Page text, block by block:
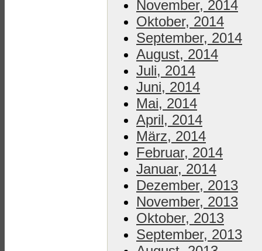
November, 2014
Oktober, 2014
September, 2014
August, 2014
Juli, 2014
Juni, 2014
Mai, 2014
April, 2014
März, 2014
Februar, 2014
Januar, 2014
Dezember, 2013
November, 2013
Oktober, 2013
September, 2013